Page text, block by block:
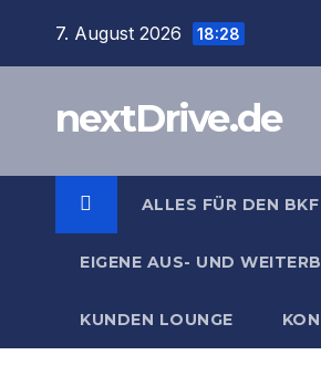
7. August 2026 18:28
nextDrive.de
ALLES FÜR DEN
EIGENE AUS- UND
KUNDEN LOUNGE